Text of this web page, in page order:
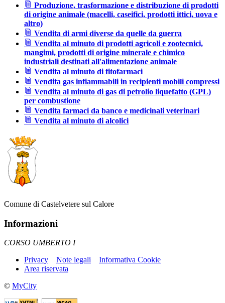
Produzione, trasformazione e distribuzione di prodotti
di origine animale (macelli, caseifici, prodotti ittici, uova e
altro)
Vendita di armi diverse da quelle da guerra
Vendita al minuto di prodotti agricoli e zootecnici,
mangimi, prodotti di origine minerale e chimico
industriali destinati all'alimentazione animale
Vendita al minuto di fitofarmaci
Vendita gas infiammabili in recipienti mobili compressi
Vendita al minuto di gas di petrolio liquefatto (GPL)
per combustione
Vendita farmaci da banco e medicinali veterinari
Vendita al minuto di alcolici
Comune di Castelvetere sul Calore
Informazioni
CORSO UMBERTO I
Privacy
Note legali
Informativa Cookie
Area riservata
© MyCity